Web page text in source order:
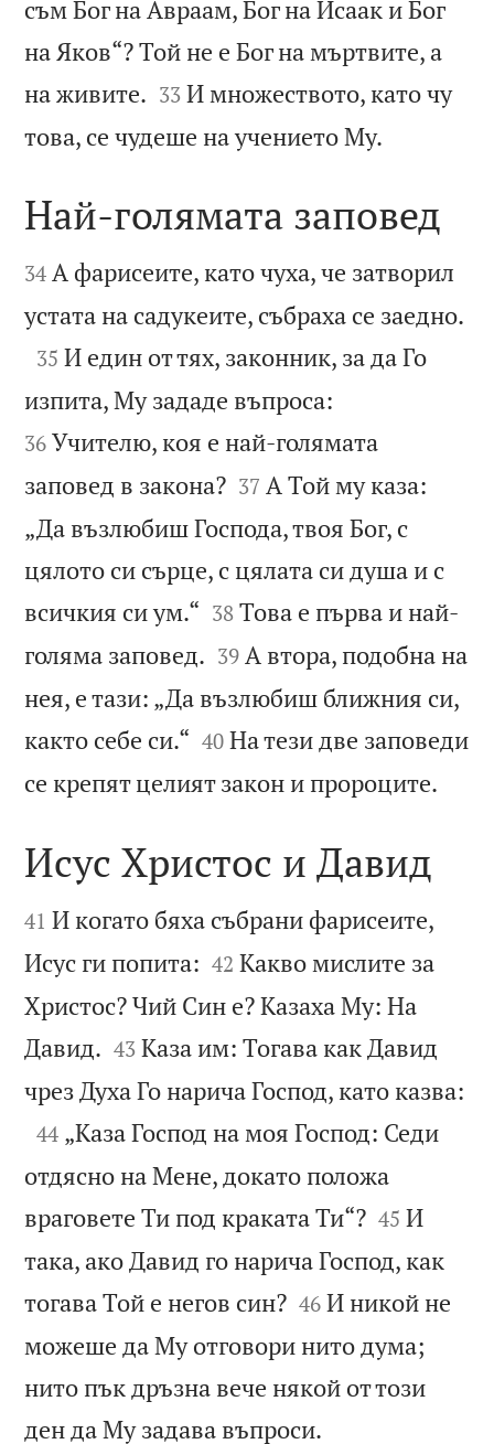
съм Бог на Авраам, Бог на Исаак и Бог
на Яков“? Той не е Бог на мъртвите, а
на живите. 

33 И множеството, като чу
това, се чудеше на учението Му.

Най-голямата заповед

34 А фарисеите, като чуха, че затворил
устата на садукеите, събраха се заедно.

35 И един от тях, законник, за да Го
изпита, Му зададе въпроса:
36 Учителю, коя е най-голямата
заповед в закона?
37 А Той му каза:
„Да възлюбиш Господа, твоя Бог, с
цялото си сърце, с цялата си душа и с
всичкия си ум.“ 

38 Това е първа и най-
голяма заповед. 

39 А втора, подобна на
нея, е тази: „Да възлюбиш ближния си,
както себе си.“ 

40 На тези две заповеди
се крепят целият закон и пророците.

Исус Христос и Давид

41 И когато бяха събрани фарисеите,
Исус ги попита: 

42 Какво мислите за
Христос? Чий Син е? Казаха Му: На
Давид. 

43 Каза им: Тогава как Давид
чрез Духа Го нарича Господ, като казва:

44 „Каза Господ на моя Господ: Седи
отдясно на Мене, докато положа
враговете Ти под краката Ти“?
45 И
така, ако Давид го нарича Господ, как
тогава Той е негов син?
46 И никой не
можеше да Му отговори нито дума;
нито пък дръзна вече някой от този
ден да Му задава въпроси.